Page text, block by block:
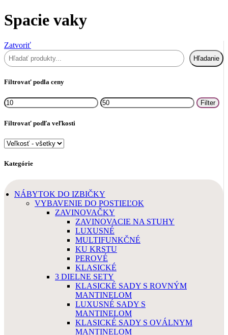
Spacie vaky
Zatvoriť
Hľadať
Hľadanie
Filtrovať podla ceny
Minimálna
cena
Maximálna
cena
Filter
Filtrovať podľa veľkosti
Kategórie
NÁBYTOK DO IZBIČKY
VYBAVENIE DO POSTIEĽOK
ZAVINOVAČKY
ZAVINOVACIE NA STUHY
LUXUSNÉ
MULTIFUNKČNÉ
KU KRSTU
PEROVÉ
KLASICKÉ
3 DIELNE SETY
KLASICKÉ SADY S ROVNÝM
MANTINELOM
LUXUSNÉ SADY S
MANTINELOM
KLASICKÉ SADY S OVÁLNYM
MANTINELOM